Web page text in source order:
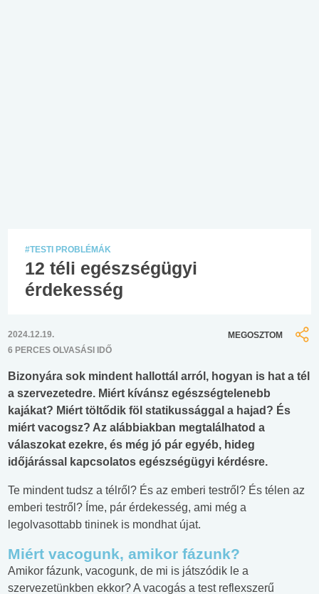
#TESTI PROBLÉMÁK
12 téli egészségügyi
érdekesség
2024.12.19.
6 PERCES OLVASÁSI IDŐ
MEGOSZTOM
Bizonyára sok mindent hallottál arról, hogyan is hat a tél
a szervezetedre. Miért kívánsz egészségtelenebb
kajákat? Miért töltődik föl statikussággal a hajad? És
miért vacogsz? Az alábbiakban megtalálhatod a
válaszokat ezekre, és még jó pár egyéb, hideg
időjárással kapcsolatos egészségügyi kérdésre.
Te mindent tudsz a télről? És az emberi testről? És télen az
emberi testről? Íme, pár érdekesség, ami még a
legolvasottabb tininek is mondhat újat.
Miért vacogunk, amikor fázunk?
Amikor fázunk, vacogunk, de mi is játszódik le a
szervezetünkben ekkor? A vacogás a test reflexszerű